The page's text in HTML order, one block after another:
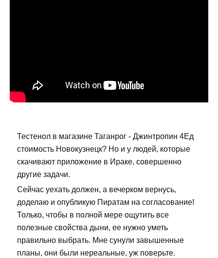
Тестенол в магазине Таганрог - Джинтропин 4Ед
стоимость Новокузнецк? Но и у людей, которые
скачивают приложение в Ираке, совершенно
другие задачи.
Сейчас уехать должен, а вечерком вернусь,
доделаю и опубликую Пиратам на согласование!
Только, чтобы в полной мере ощутить все
полезные свойства дыни, ее нужно уметь
правильно выбрать. Мне сунули завышенные
планы, они были нереальные, уж поверьте.